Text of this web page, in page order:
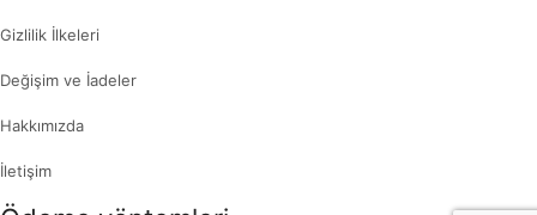
Gizlilik İlkeleri
Değişim ve İadeler
Hakkımızda
İletişim